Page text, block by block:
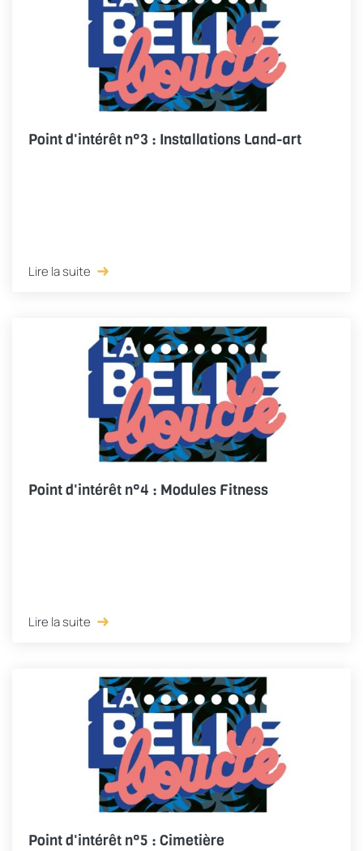
Point d'intérêt n°3 : Installations Land-art
Lire la suite
Point d'intérêt n°4 : Modules Fitness
Lire la suite
Point d'intérêt n°5 : Cimetière